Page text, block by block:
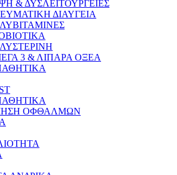
& ΔΥΣΛΕΙΤΟΥΡΓΕΙΕΣ
ΔΙΑΥΓΕΙΑ
3 & ΛΙΠΑΡΑ ΟΞΕΑ
ΟΦΘΑΛΜΩΝ